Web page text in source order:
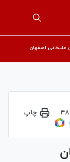
علیخانی اصفهان
چاپ